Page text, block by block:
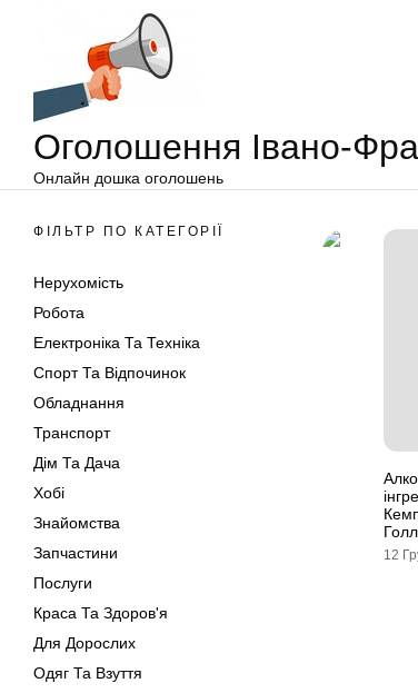
Оголошення Івано-
Онлайн дошка оголошень
ФІЛЬТР ПО КАТЕГОРІЇ
Нерухомість
Робота
Електроніка Та Техніка
Спорт Та Відпочинок
Обладнання
Транспорт
Дім Та Дача
Хобі
Знайомства
Запчастини
Послуги
Краса Та Здоров'я
Для Дорослих
Одяг Та Взуття
12